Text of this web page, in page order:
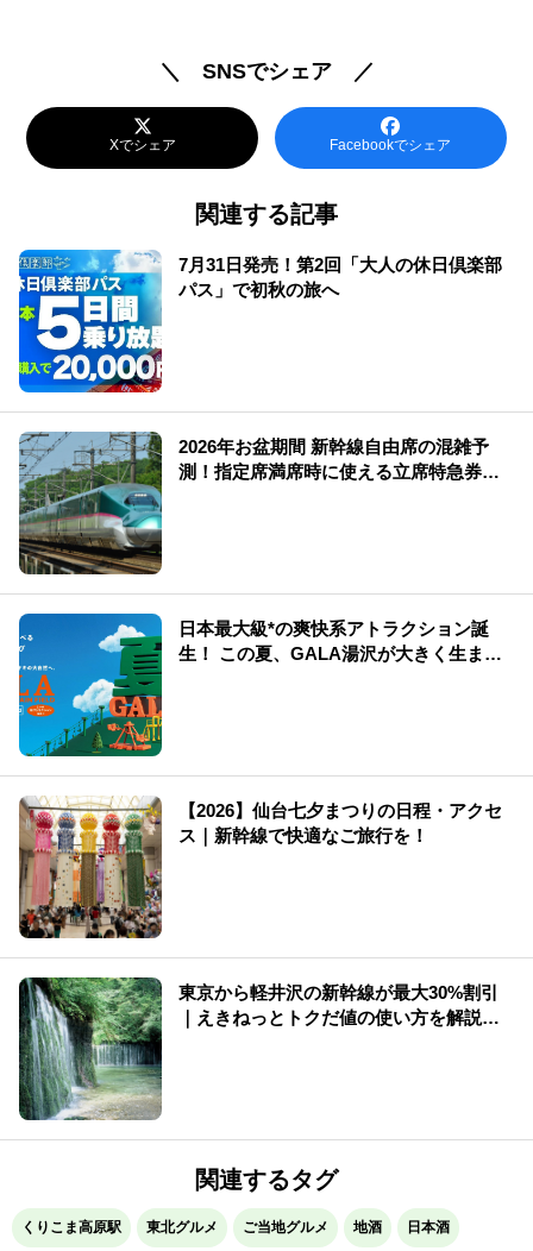
＼ SNSでシェア ／
Xでシェア Facebookでシェア
関連する記事
7月31日発売！第2回「大人の休日倶楽部
パス」で初秋の旅へ
2026年お盆期間 新幹線自由席の混雑予
測！指定席満席時に使える立席特急券も
日本最大級*の爽快系アトラクション誕
生！ この夏、GALA湯沢が大きく生まれ
【2026】仙台七夕まつりの日程・アクセ
ス｜新幹線で快適なご旅行を！
東京から軽井沢の新幹線が最大30%割引
｜えきねっとトクだ値の使い方を解説
関連するタグ
くりこま高原駅 東北グルメ ご当地グルメ 地酒 日本酒